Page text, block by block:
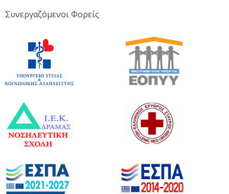
Συνεργαζόμενοι Φορείς